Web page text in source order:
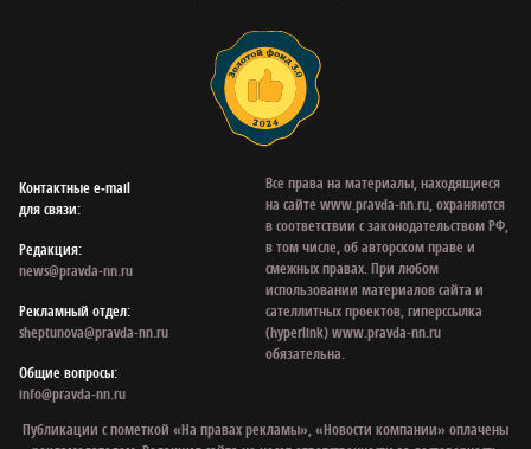
Контактные e‑mail
для связи:
Редакция:
news@pravda-nn.ru
Рекламный отдел:
sheptunova@pravda-nn.ru
Общие вопросы:
info@pravda-nn.ru
Все права на материалы, находящиеся
на сайте www.pravda-nn.ru, охраняются
в соответствии с законодательством РФ,
в том числе, об авторском праве и
смежных правах. При любом
использовании материалов сайта и
сателлитных проектов, гиперссылка
(hyperlink) www.pravda-nn.ru
обязательна.
Публикации с пометкой «На правах рекламы», «Новости компании» оплачены